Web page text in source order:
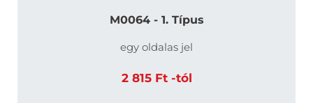
M0064 - 1. Típus
egy oldalas jel
2 815 Ft -tól